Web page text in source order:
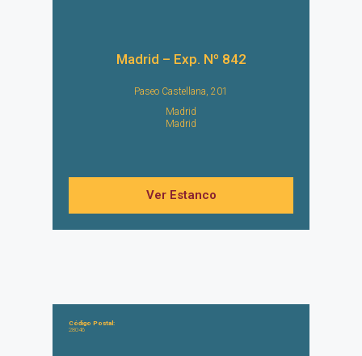
Madrid – Exp. Nº 842
Paseo Castellana, 201
Madrid
Madrid
Ver Estanco
Código Postal:
28046